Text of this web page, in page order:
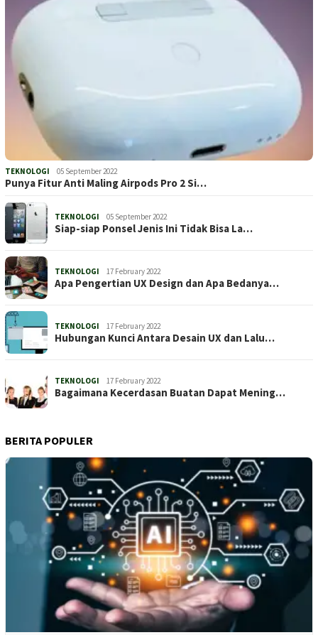
TEKNOLOGI 05 September 2022
Punya Fitur Anti Maling Airpods Pro 2 Si…
TEKNOLOGI 05 September 2022
Siap-siap Ponsel Jenis Ini Tidak Bisa La…
TEKNOLOGI 17 February 2022
Apa Pengertian UX Design dan Apa Bedanya…
TEKNOLOGI 17 February 2022
Hubungan Kunci Antara Desain UX dan Lalu…
TEKNOLOGI 17 February 2022
Bagaimana Kecerdasan Buatan Dapat Mening…
BERITA POPULER